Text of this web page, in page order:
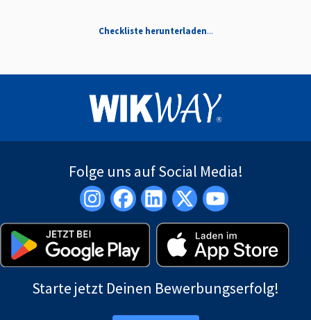
Checkliste herunterladen...
Folge uns auf Social Media!
Starte jetzt Deinen Bewerbungserfolg!